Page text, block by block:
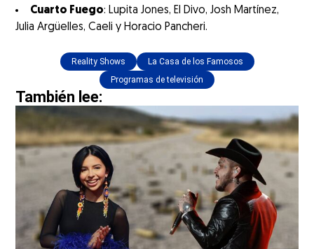
Cuarto Fuego: Lupita Jones, El Divo, Josh Martínez,
Julia Argüelles, Caeli y Horacio Pancheri.
Reality Shows
La Casa de los Famosos
Programas de televisión
También lee: